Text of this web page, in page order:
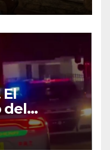
El
del
fans a